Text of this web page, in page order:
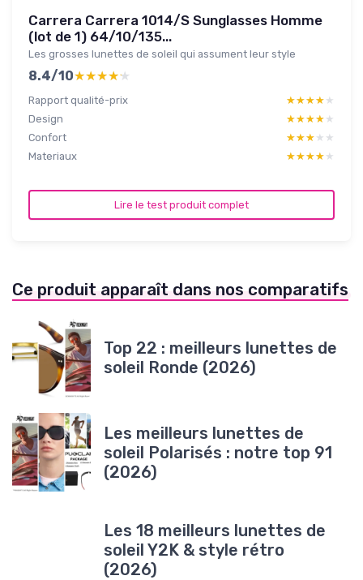
Carrera Carrera 1014/S Sunglasses Homme
(lot de 1) 64/10/135...
Les grosses lunettes de soleil qui assument leur style
8.4/10★★★★★
★★★★★
Rapport qualité-prix ★★★★★
★★★★★
Design
★★★★★
★★★★★
Confort
★★★★★
★★★★★
Materiaux
★★★★★
★★★★★
Lire le test produit complet
Ce produit apparaît dans nos comparatifs
Top 22 : meilleurs lunettes de
soleil Ronde (2026)
Les meilleurs lunettes de
soleil Polarisés : notre top 91
(2026)
Les 18 meilleurs lunettes de
soleil Y2K & style rétro
(2026)